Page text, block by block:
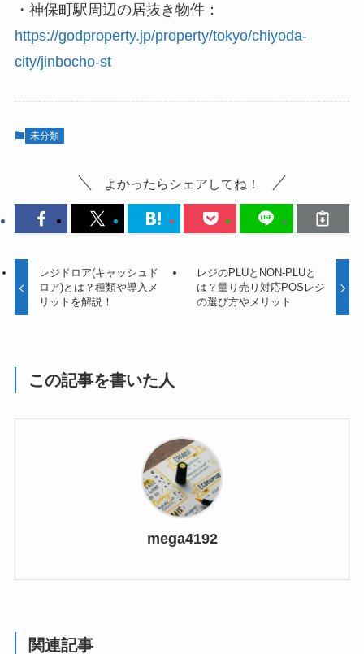
・神保町駅周辺の居抜き物件：
https://godproperty.jp/property/tokyo/chiyoda-
city/jinbocho-st
未分類
よかったらシェアしてね！
レジドロア(キャッシュド
ロア)とは？種類や導入メ
リットを解説！
レジのPLUとNON-PLUと
は？量り売り対応POSレジ
の選び方やメリット
この記事を書いた人
mega4192
関連記事